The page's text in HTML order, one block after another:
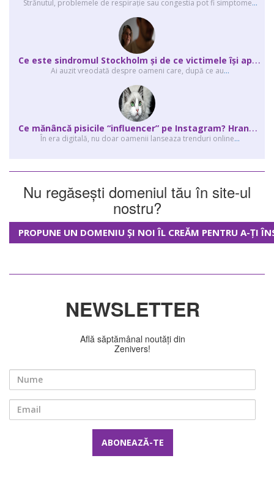
Strănutul, problemele de respirație sau congestia pot fi simptome...
C
e este sindromul Stockholm și de ce victimele își apără agresorii.
Ai auzit vreodată despre oameni care, după ce au...
C
e mănâncă pisicile “influencer” pe Instagram? Hrana lor virală
În era digitală, nu doar oamenii lanseaza trenduri online...
Nu regăsești domeniul tău în site-ul
nostru?
PROPUNE UN DOMENIU ȘI NOI ÎL CREĂM PENTRU A-ȚI
NEWSLETTER
Află săptămânal noutăți din
Zenivers!